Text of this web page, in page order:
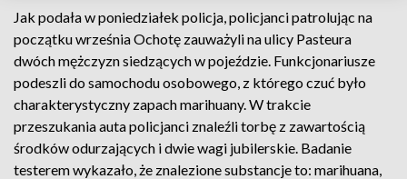
Jak podała w poniedziałek policja, policjanci patrolując na
początku września Ochotę zauważyli na ulicy Pasteura
dwóch mężczyzn siedzących w pojeździe. Funkcjonariusze
podeszli do samochodu osobowego, z którego czuć było
charakterystyczny zapach marihuany. W trakcie
przeszukania auta policjanci znaleźli torbę z zawartością
środków odurzających i dwie wagi jubilerskie. Badanie
testerem wykazało, że znalezione substancje to: marihuana,